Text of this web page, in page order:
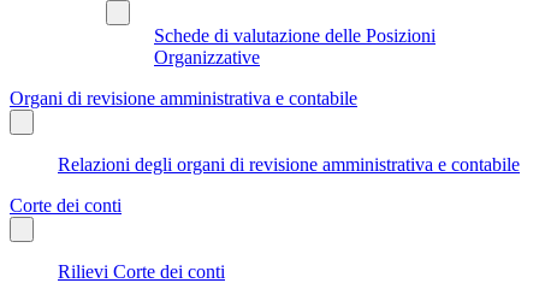
Schede di valutazione delle Posizioni
Organizzative
Organi di revisione amministrativa e contabile
Relazioni degli organi di revisione amministrativa e contabile
Corte dei conti
Rilievi Corte dei conti